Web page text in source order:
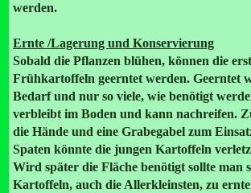
werden.
Ernte /Lagerung und Konservierung
Sobald die Pflanzen blühen, können die
Frühkartoffeln geerntet werden. Geerntet
Bedarf und nur so viele, wie benötigt
verbleibt im Boden und kann nachreifen.
die Hände und eine Grabegabel zum
Spaten könnte die jungen Kartoffeln
Wird später die Fläche benötigt sollte man
Kartoffeln, auch die Allerkleinsten, zu